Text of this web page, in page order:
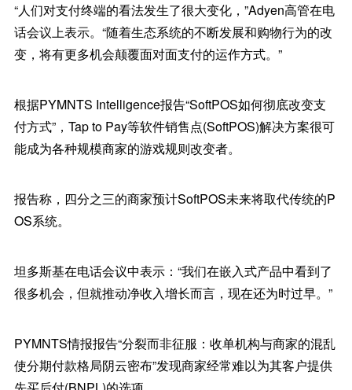
“人们对支付终端的看法发生了很大变化，”Adyen高管在电
话会议上表示。“随着生态系统的不断发展和购物行为的改
变，将有更多机会颠覆面对面支付的运作方式。”
根据PYMNTS Intelligence报告“SoftPOS如何彻底改变支
付方式”，Tap to Pay等软件销售点(SoftPOS)解决方案很可
能成为各种规模商家的游戏规则改变者。
报告称，四分之三的商家预计SoftPOS未来将取代传统的P
OS系统。
坦多斯基在电话会议中表示：“我们在嵌入式产品中看到了
很多机会，但就推动净收入增长而言，现在还为时过早。”
PYMNTS情报报告“分裂而非征服：收单机构与商家的混乱
使分期付款格局阴云密布”发现商家经常难以为其客户提供